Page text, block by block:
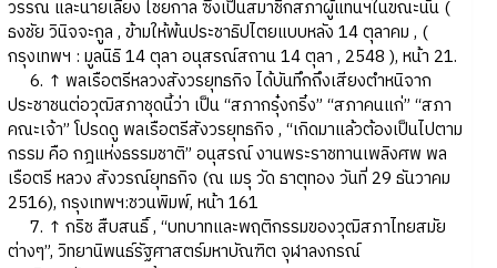
วรรณ และนายเลียง ไชยกาล ซึ่งเป็นสมาชิกสภาผู้แทนฯในขณะนั้น (
ธงชัย วินิจจะกูล , ข้ามให้พ้นประชาธิปไตยแบบหลัง 14 ตุลาคม , (
กรุงเทพฯ : มูลนิธิ 14 ตุลา อนุสรณ์สถาน 14 ตุลา , 2548 ), หน้า 21.
6. ↑ พลเรือตรีหลวงสังวรยุทธกิจ ได้บันทึกถึงเสียงตำหนิจาก
ประชาชนต่อวุฒิสภาชุดนี้ว่า เป็น “สภากรุ๋งกริ๋ง” “สภาคนแก่” “สภา
คณะเจ้า” โปรดดู พลเรือตรีสังวรยุทธกิจ , “เกิดมาแล้วต้องเป็นไปตาม
กรรม คือ กฎแห่งธรรมชาติ” อนุสรณ์ งานพระราชทานเพลิงศพ พล
เรือตรี หลวง สังวรณ์ยุทธกิจ (ณ เมรุ วัด ธาตุทอง วันที่ 29 ธันวาคม
2516), กรุงเทพฯ:ชวนพิมพ์, หน้า 161
7. ↑ กริช สืบสนธิ์ , “บทบาทและพฤติกรรมของวุฒิสภาไทยสมัย
ต่างๆ”, วิทยานิพนธ์รัฐศาสตร์มหาบัณฑิต จุฬาลงกรณ์